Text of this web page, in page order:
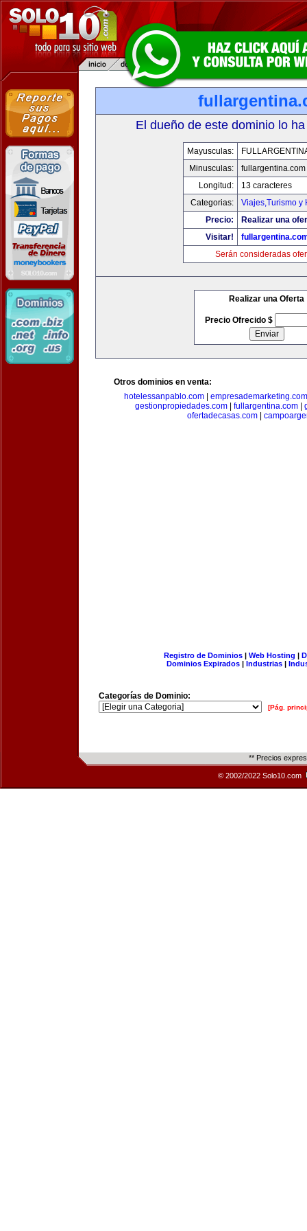
El dueño de este dominio lo
Mayusculas:
Minusculas:
fullargentina.com
Longitud:
13 caracteres
Categorias:
Viajes,Turismo y
Precio:
Realizar una
Visitar!
Serán consideradas
Realizar una Oferta
Precio Ofrecido $
Otros dominios en venta:
hotelessanpablo.com| empresademarketing.com
gestionpropiedades.com
fullargentina.com
ofertadecasas.com|
Registro de Dominios| Web Hosting |
Dominios Expirados | Industrias |
Categorías de Dominio:
[Pág.
** Precios
© 2002/2022 Solo10.com